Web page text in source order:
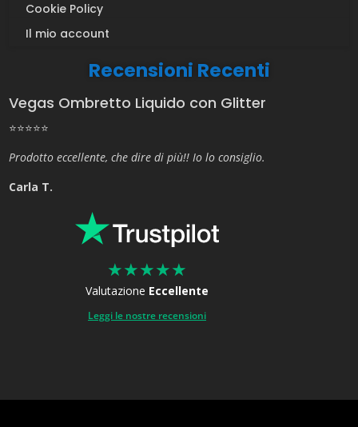
Cookie Policy
Il mio account
Recensioni Recenti
Vegas Ombretto Liquido con Glitter
⭐⭐⭐⭐⭐
Prodotto eccellente, che dire di più!! Io lo consiglio.
Carla T.
★★★★★
Valutazione Eccellente
Leggi le nostre recensioni